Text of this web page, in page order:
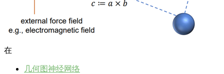
在
几何图神经网络